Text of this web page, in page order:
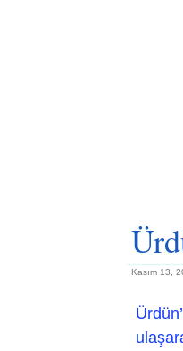
Kasım 13,